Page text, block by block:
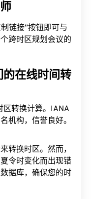
链接”按钮即可与
跨时区规划会议的
在线时间转
区转换计算。IANA
机构，信誉良好。
转换时区。然而，
令时变化而出现错
据库，确保您的时